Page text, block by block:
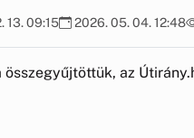
13. 09:15 2026. 05. 04. 12:48
összegyűjtöttük, az